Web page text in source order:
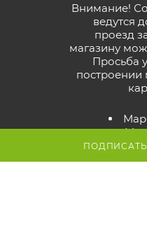
Внимание!
ведутся
проезд
магазину
Просьба
построении
Схема